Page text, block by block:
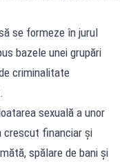
se formeze în jurul
bazele unei grupări
criminalitate
sexuală a unor
crescut financiar și
spălare de bani și